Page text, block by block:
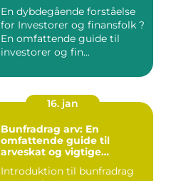
En dybdegående forståelse
for Investorer og finansfolk ?
En omfattende guide til
investorer og fin...
16. jan
Bunfradrag arv: En
omfattende guide til
arveskat og vigtige
og finansfolk
Introduktion til bunfradrag